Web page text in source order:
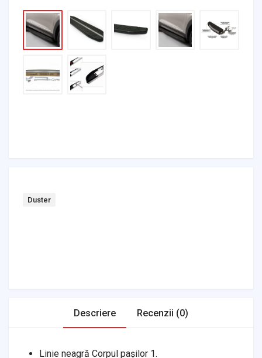
Tag:
Duster
Descriere Recenzii (0)
Linie neagră Corpul pașilor 1.